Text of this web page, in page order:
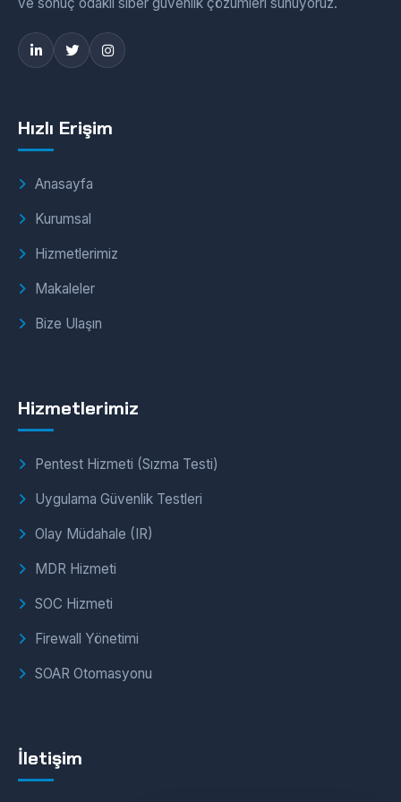
Hızlı Erişim
Anasayfa
Kurumsal
Hizmetlerimiz
Makaleler
Bize Ulaşın
Hizmetlerimiz
Pentest Hizmeti (Sızma Testi)
Uygulama Güvenlik Testleri
Olay Müdahale (IR)
MDR Hizmeti
SOC Hizmeti
Firewall Yönetimi
SOAR Otomasyonu
İletişim